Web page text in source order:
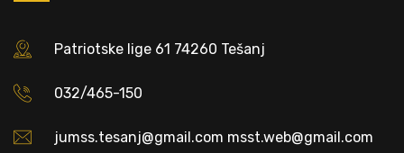
Patriotske lige 61 74260 Tešanj
032/465-150
jumss.tesanj@gmail.com msst.web@gmail.com